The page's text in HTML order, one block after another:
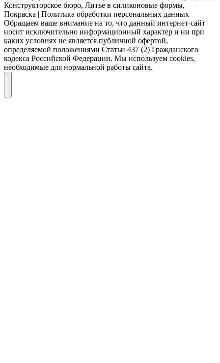
Конструкторское бюро, Литье в силиконовые формы,
Покраска | Политика обработки персональных данных
Обращаем ваше внимание на то, что данный интернет-сайт
носит исключительно информационный характер и ни при
каких условиях не является публичной офертой,
определяемой положениями Статьи 437 (2) Гражданского
кодекса Российской Федерации. Мы используем cookies,
необходимые для нормальной работы сайта.